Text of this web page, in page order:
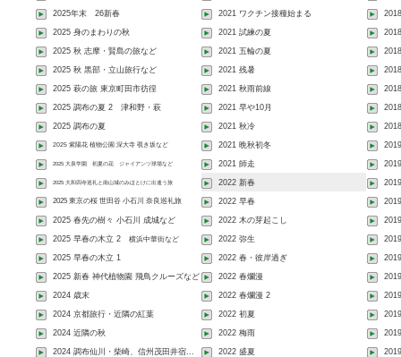
2025年末 26新春
2025 身のまわりの秋
2025 秋 志摩・賢島の旅など
2025 秋 黒部・立山旅行など
2025 萩の旅 東京町田市彷徨
2025 調布の夏 2 津和野・萩
2025 調布の夏
2025 紫陽花 植物公園 深大寺 覗き坂など
2025 大泉学園 初夏の花 ジャイアンツ球場など
2025 大和四寺巡礼と南山城のみほとけに出逢う旅
2025 東京の桜 世田谷 小石川 奈良巡礼旅
2025 春先の樹々 小石川 成城など
2025 早春の木立 2 横浜中華街など
2025 早春の木立 1
2025 新春 神代植物園 飛鳥クルーズなど
2024 歳末
2024 京都旅行・近隣の紅葉
2024 近隣の秋
2024 調布仙川・柴崎、信州茂田井宿...
2021 ワクチン接種始まる
2021 試練の夏
2021 五輪の夏
2021 残暑
2021 秋雨前線
2021 早や10月
2021 秋冷
2021 晩秋初冬
2021 師走
2022 新春
2022 早春
2022 木の芽起こし
2022 弥生
2022 春・彼岸過ぎ
2022 春爛漫
2022 春爛漫 2
2022 初夏
2022 梅雨
2022 盛夏